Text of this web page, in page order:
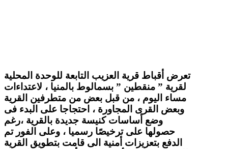
تعرض أقباط قرية العزيب التابعة للوحدة المحلية
لقرية ” منقطين ” بسمالوط بالمنيا ، لاعتداءات
مساء اليوم ، من قبل بعض من متطرفين القرية
وبعض القرى المجاورة ، احتجاجا على البدء فى
وضع أساسات كنيسة جديدة بالقرية ،رغم
حصولها على ترخيصًا رسميا ، وعلى الفور تم
الدفع بتعزيزات أمنية الى قامت بتطويق القرية